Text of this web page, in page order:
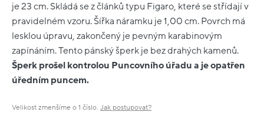
je 23 cm. Skládá se z článků typu Figaro, které se střídají v
pravidelném vzoru. Šířka náramku je 1,00 cm. Povrch má
lesklou úpravu, zakončený je pevným karabinovým
zapínáním. Tento pánský šperk je bez drahých kamenů.
Šperk prošel kontrolou Puncovního úřadu a je opatřen
úředním puncem.
Velikost zmenšíme o 1 číslo. Jak postupovat?